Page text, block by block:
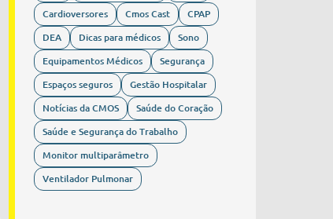
Cardioversores
Cmos Cast
CPAP
DEA
Dicas para médicos
Sono
Equipamentos Médicos
Segurança
Espaços seguros
Gestão Hospitalar
Notícias da CMOS
Saúde do Coração
Saúde e Segurança do Trabalho
Monitor multiparâmetro
Ventilador Pulmonar